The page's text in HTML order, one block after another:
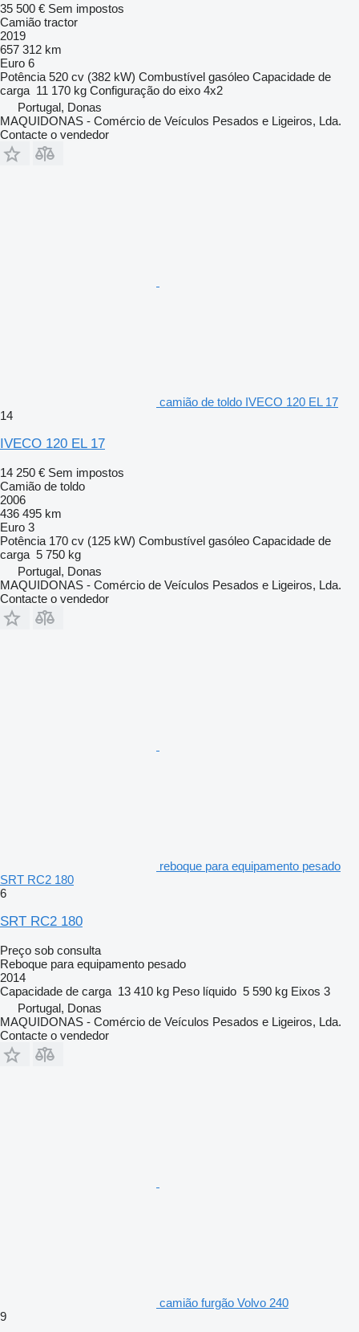
35 500 € Sem impostos
Camião tractor
2019
657 312 km
Euro 6
Potência 520 cv (382 kW) Combustível gasóleo Capacidade de
carga 11 170 kg Configuração do eixo 4x2
Portugal, Donas
MAQUIDONAS - Comércio de Veículos Pesados e Ligeiros, Lda.
Contacte o vendedor
camião de toldo IVECO 120 EL 17
14
IVECO 120 EL 17
14 250 € Sem impostos
Camião de toldo
2006
436 495 km
Euro 3
Potência 170 cv (125 kW) Combustível gasóleo Capacidade de
carga 5 750 kg
Portugal, Donas
MAQUIDONAS - Comércio de Veículos Pesados e Ligeiros, Lda.
Contacte o vendedor
reboque para equipamento pesado
SRT RC2 180
6
SRT RC2 180
Preço sob consulta
Reboque para equipamento pesado
2014
Capacidade de carga 13 410 kg Peso líquido 5 590 kg Eixos 3
Portugal, Donas
MAQUIDONAS - Comércio de Veículos Pesados e Ligeiros, Lda.
Contacte o vendedor
camião furgão Volvo 240
9